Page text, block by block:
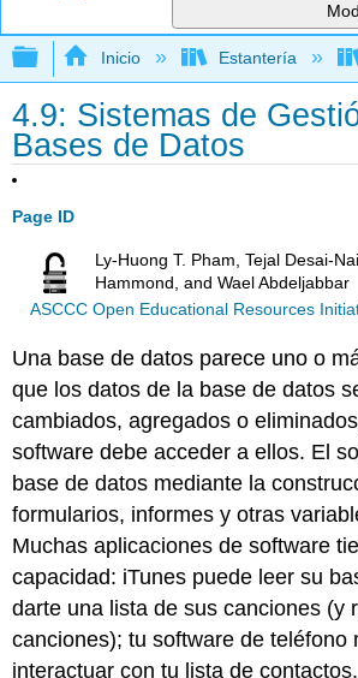
Expandir/contraer
Inicio Estantería
4.9: Sistemas de
Bases de Datos
Page ID
Ly-Huong T. Pham, Tejal Desai-
Hammond, and Wael Abdeljabbar
ASCCC Open Educational Resources
Una base de datos parece uno o
que los datos de la base de datos
cambiados, agregados o
software debe acceder a ellos. El
base de datos mediante la
formularios, informes y otras
Muchas aplicaciones de software
capacidad: iTunes puede leer su
darte una lista de sus canciones (y
canciones); tu software de teléfono
interactuar con tu lista de